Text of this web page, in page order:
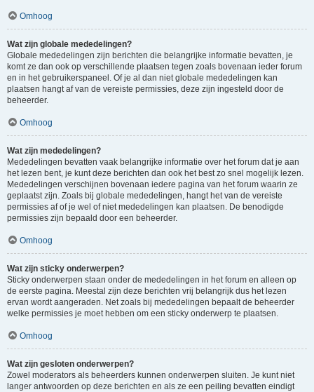
Omhoog
Wat zijn globale mededelingen?
Globale mededelingen zijn berichten die belangrijke informatie bevatten, je
komt ze dan ook op verschillende plaatsen tegen zoals bovenaan ieder forum
en in het gebruikerspaneel. Of je al dan niet globale mededelingen kan
plaatsen hangt af van de vereiste permissies, deze zijn ingesteld door de
beheerder.
Omhoog
Wat zijn mededelingen?
Mededelingen bevatten vaak belangrijke informatie over het forum dat je aan
het lezen bent, je kunt deze berichten dan ook het best zo snel mogelijk lezen.
Mededelingen verschijnen bovenaan iedere pagina van het forum waarin ze
geplaatst zijn. Zoals bij globale mededelingen, hangt het van de vereiste
permissies af of je wel of niet mededelingen kan plaatsen. De benodigde
permissies zijn bepaald door een beheerder.
Omhoog
Wat zijn sticky onderwerpen?
Sticky onderwerpen staan onder de mededelingen in het forum en alleen op
de eerste pagina. Meestal zijn deze berichten vrij belangrijk dus het lezen
ervan wordt aangeraden. Net zoals bij mededelingen bepaalt de beheerder
welke permissies je moet hebben om een sticky onderwerp te plaatsen.
Omhoog
Wat zijn gesloten onderwerpen?
Zowel moderators als beheerders kunnen onderwerpen sluiten. Je kunt niet
langer antwoorden op deze berichten en als ze een peiling bevatten eindigt